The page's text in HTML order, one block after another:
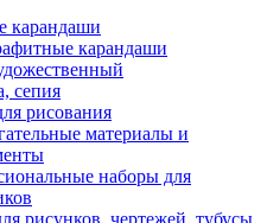
карандаши
карандаши
сепия
рисования
материалы и
наборы для